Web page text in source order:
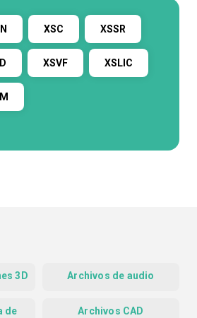
XSC XSSR
XSVF XSLIC
3D Archivos de audio
de Archivos CAD